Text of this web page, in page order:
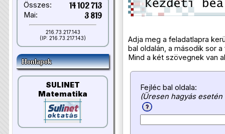
Összes: 14 102 713
Mai: 3 819
216.73.217.143
(IP: 216.73.217.143)
Honlapok
SULINET
Matematika
Adja meg a feladatlapra
bal oldalán, a második sor
Mind a két szövegnek van
Fejléc bal oldala:
(Üresen hagyás